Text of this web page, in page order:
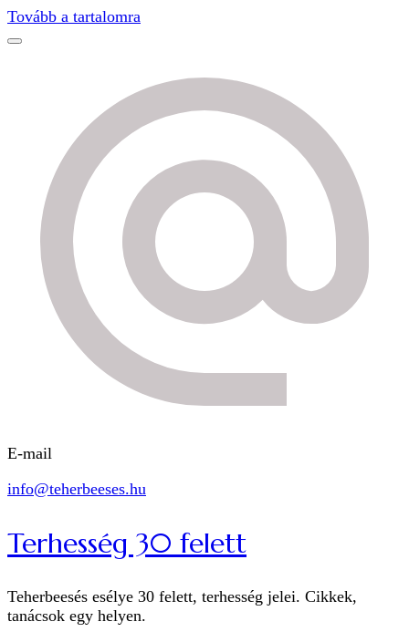
Tovább a tartalomra
E-mail
info@teherbeeses.hu
Terhesség 30 felett
Teherbeesés esélye 30 felett, terhesség jelei. Cikkek,
tanácsok egy helyen.